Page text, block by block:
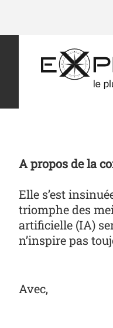
A propos de la
Elle s’est
triomphe des
artificielle (IA)
n’inspire pas
Avec,